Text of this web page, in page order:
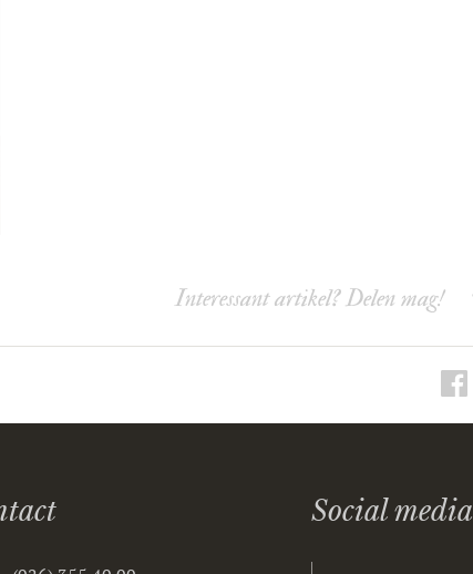
Interessant artikel? Delen mag!
Social media